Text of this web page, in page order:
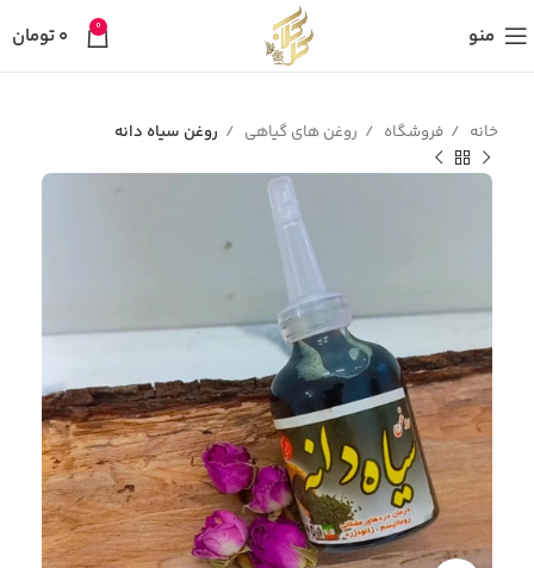
منو 0
0تومان
خانه فروشگاه روغن های گیاهی روغن سیاه دانه